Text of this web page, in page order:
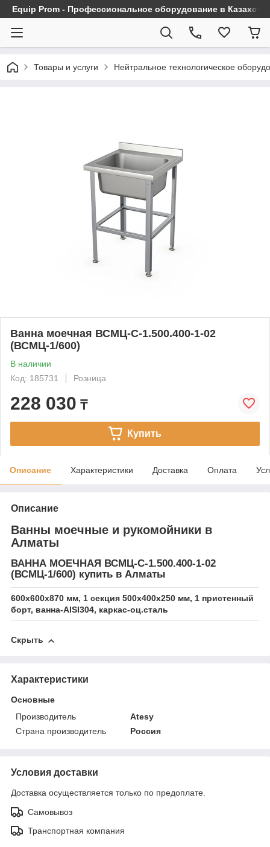
Equip Prom - Профессиональное оборудование в
Товары и услуги Нейтральное технологическое
Ванна моечная ВСМЦ-С-1.500.400-1-02
(ВСМЦ-1/600)
В наличии
Код: 185731
Розница
228 030 ₸
Купить
Описание Характеристики Доставка Оплата
Описание
Ванны моечные и рукомойники в
Алматы
ВАННА МОЕЧНАЯ ВСМЦ-С-1.500.400-1-02
(ВСМЦ-1/600) купить в Алматы
600х600х870 мм, 1 секция 500х400х250 мм, 1 пристенный
борт, ванна-AISI304, каркас-оц.сталь
Скрыть
Характеристики
Основные
Производитель
Atesy
Страна производитель
Россия
Условия доставки
Доставка осуществляется только по предоплате.
Самовывоз
Транспортная компания